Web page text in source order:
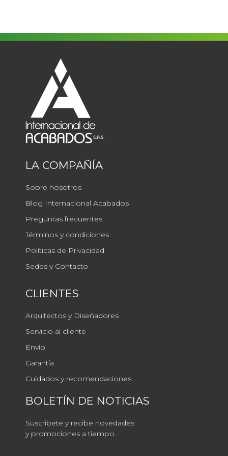
LA COMPAÑÍA
Sobre nosotros
Blog Internacional Acabados
Preguntas frecuentes
Términos y condiciones
Políticas de Privacidad
Sedes y Contacto
CLIENTES
Arquitectos y Diseñadores
Servicio al cliente
Envío
Garantía
Cuidados y recomendaciones
BOLETÍN DE NOTICIAS
Suscribete y recibe novedades
y promociones a tiempo.